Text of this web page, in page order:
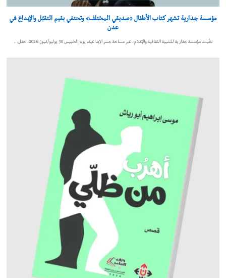
مؤسسة جدارية تشهر كتاب الأطفال «صديقي المختلف» وتحتفي بقيم التقبّل والإبداع في
عدن
نظّمت مؤسسة جدارية للتنمية الثقافية والإعلام، عبر مساحة جسر الإبداعية، يوم الخميس 30 يوليو/تموز 2026، حفل…